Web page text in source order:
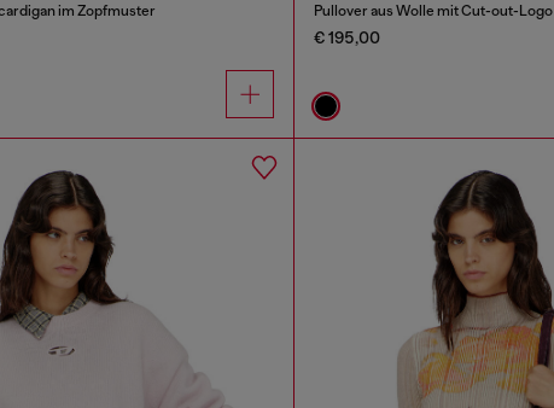
im Zopfmuster Pullover aus Wolle mit Cut-out-Logo
€ 195,00